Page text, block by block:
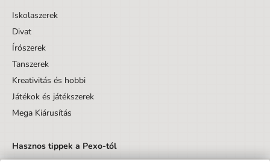
Iskolaszerek
Divat
Írószerek
Tanszerek
Kreativitás és hobbi
Játékok és játékszerek
Mega Kiárusítás
Hasznos tippek a Pexo-tól